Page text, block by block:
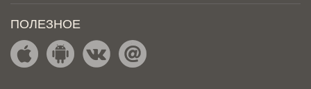
ПОЛЕЗНОЕ